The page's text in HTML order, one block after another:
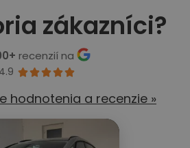
zákazníci?
recenzií na
4.9 
hodnotenia a recenzie »